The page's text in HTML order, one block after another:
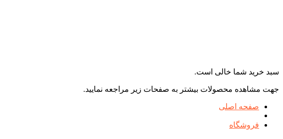
سبد خرید شما خالی است.
جهت مشاهده محصولات بیشتر به صفحات زیر مراجعه نمایید.
صفحه اصلی
فروشگاه